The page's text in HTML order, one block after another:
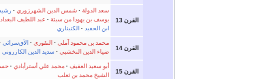
القرن 13
سعد الدولة شمس الدين الشهرزوري
يوسف بن يهودا من سبتة
عبد اللطيف
ابن الحفيد
الكنيناري
القرن 14
محمد بن محمود آملي النقوري الآق‌سرائي
ضياء الدين النخشبي
سديد الدين الكازروني
القرن 15
أبو سعيد العفيف محمد علي أسترأبادي
الشيخ محمد بن ثعلب